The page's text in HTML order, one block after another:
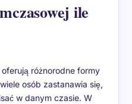
ile
różnorodne formy
osób zastanawia się,
w danym czasie. W